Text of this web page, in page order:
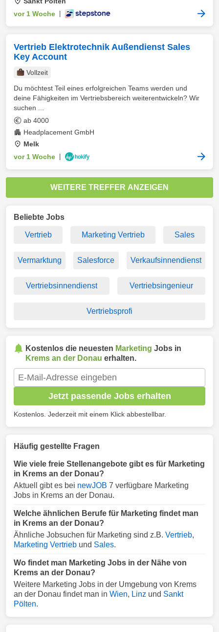
vor 1 Woche
Vertrieb Elektrotechnik Außendienst Sales
Key Account
Vollzeit
Du möchtest Teil eines erfolgreichen Teams werden und
deine Fähigkeiten im Vertriebsbereich weiterentwickeln? Wir
suchen ...
ab 4000
Headplacement GmbH
Melk
vor 1 Woche
WEITERE TREFFER ANZEIGEN
Beliebte Jobs
Vertrieb Marketing Vertrieb Sales
Vermarktung Salesforce Verkaufsinnendienst
Vertriebsinnendienst Vertriebsingenieur
Vertriebsprofi
Kostenlos die neuesten Marketing Jobs in
Krems an der Donau erhalten.
Jetzt passende Jobs erhalten
Kostenlos. Jederzeit mit einem Klick abbestellbar.
Häufig gestellte Fragen
Wie viele freie Stellenangebote gibt es für Marketing
in Krems an der Donau?
Aktuell gibt es bei newJOB 7 verfügbare Marketing
Jobs in Krems an der Donau.
Welche ähnlichen Berufe für Marketing findet man
in Krems an der Donau?
Ähnliche Jobsuchen für Marketing sind z.B. Vertrieb,
Marketing Vertrieb und Sales.
Wo findet man Marketing Jobs in der Nähe von
Krems an der Donau?
Weitere Marketing Jobs in der Umgebung von Krems
an der Donau findet man in Wien, Linz und Sankt
Pölten.